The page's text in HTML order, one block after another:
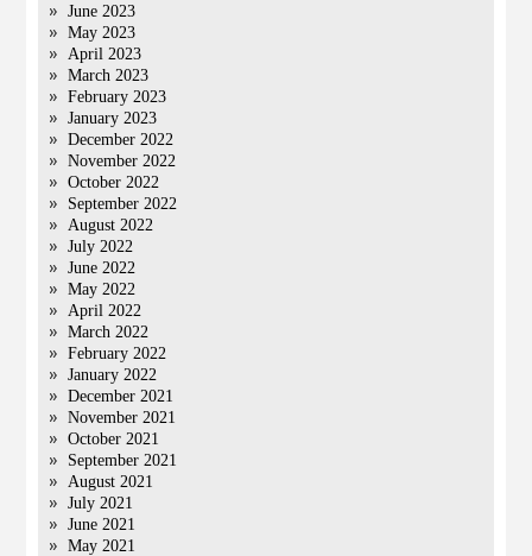
June 2023
May 2023
April 2023
March 2023
February 2023
January 2023
December 2022
November 2022
October 2022
September 2022
August 2022
July 2022
June 2022
May 2022
April 2022
March 2022
February 2022
January 2022
December 2021
November 2021
October 2021
September 2021
August 2021
July 2021
June 2021
May 2021